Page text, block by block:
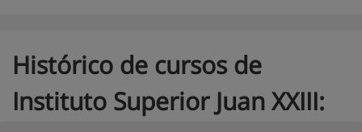
Histórico de cursos de
Instituto Superior Juan XXIII: